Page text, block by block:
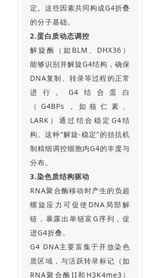
定。这些因素共同构成G4折叠
的分子基础。
2.蛋白质动态调控
解旋酶（如BLM、DHX36）
能够识别并解旋G4结构，确保
DNA复制、转录等过程的正常
进行。G4结合蛋白
（G4BPs，如核仁素、
LARK）通过结合稳定G4结
构。这种“解旋-稳定”的拮抗机
制精细调控细胞内G4的丰度与
分布。
3.染色质结构驱动
RNA聚合酶移动时产生的负超
螺旋应力可促使DNA局部解
链，暴露出单链富G序列，促
进G4折叠。
G4 DNA主要富集于开放染色
质区域，与活跃转录标记（如
RNA聚合酶II和H3K4me3）